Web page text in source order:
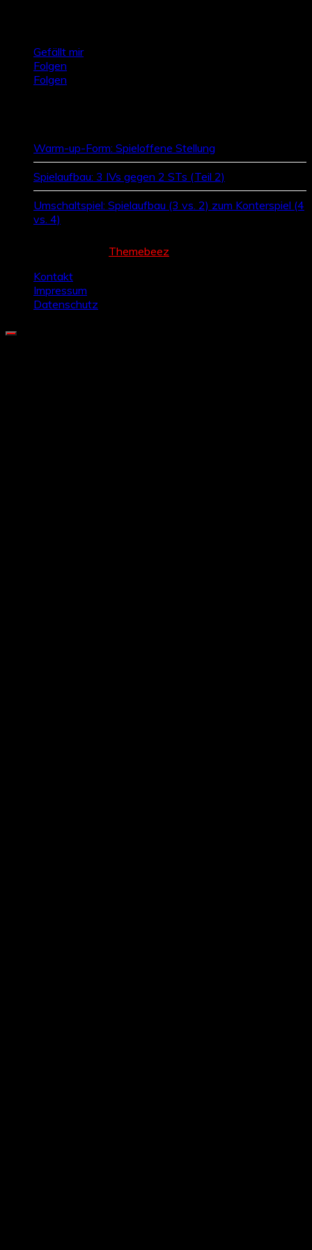
Gefällt mir
Folgen
Folgen
Warm-up-Form: Spieloffene Stellung
Spielaufbau: 3 IVs gegen 2 STs (Teil 2)
Umschaltspiel: Spielaufbau (3 vs. 2) zum Konterspiel (4
vs. 4)
Themebeez
Kontakt
Impressum
Datenschutz